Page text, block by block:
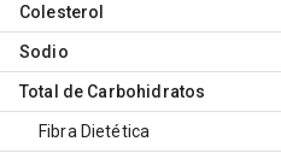
Colesterol
Sodio
Total de Carbohidratos
Fibra Dietética